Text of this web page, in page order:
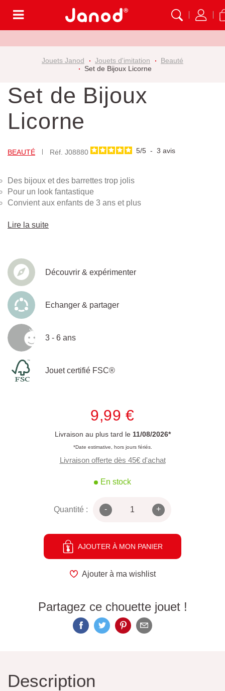
Jouets Janod Jouets d'imitation
Beauté
Set de Bijoux Licorne
Set de Bijoux
Licorne
BEAUTÉ Réf. J08880 5/5 - 3 avis
Des bijoux et des barrettes trop jolis
Pour un look fantastique
Convient aux enfants de 3 ans et plus
Lire la suite
Découvrir & expérimenter
Echanger & partager
3 - 6 ans
Jouet certifié FSC®
9,99 €
Livraison au plus tard le 11/08/2026*
*Date estimative, hors jours fériés.
Livraison offerte dès 45€ d'achat
En stock
Quantité : - +
AJOUTER À MON PANIER
Ajouter à ma wishlist
Partagez ce chouette jouet !
Description